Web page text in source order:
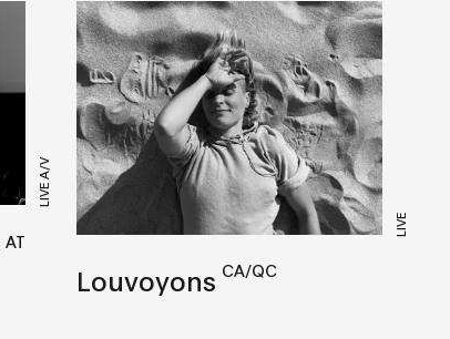
LIVE A/V
AT
LIVE
Louvoyons CA/QC